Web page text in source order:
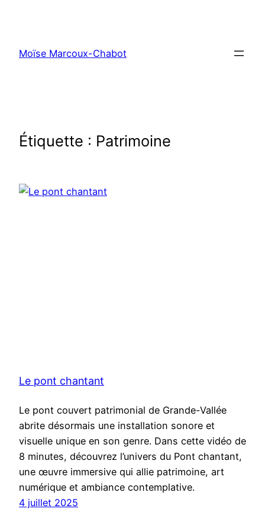
Moïse Marcoux-Chabot
Étiquette : Patrimoine
Le pont chantant
Le pont couvert patrimonial de Grande-Vallée
abrite désormais une installation sonore et
visuelle unique en son genre. Dans cette vidéo de
8 minutes, découvrez l’univers du Pont chantant,
une œuvre immersive qui allie patrimoine, art
numérique et ambiance contemplative.
4 juillet 2025